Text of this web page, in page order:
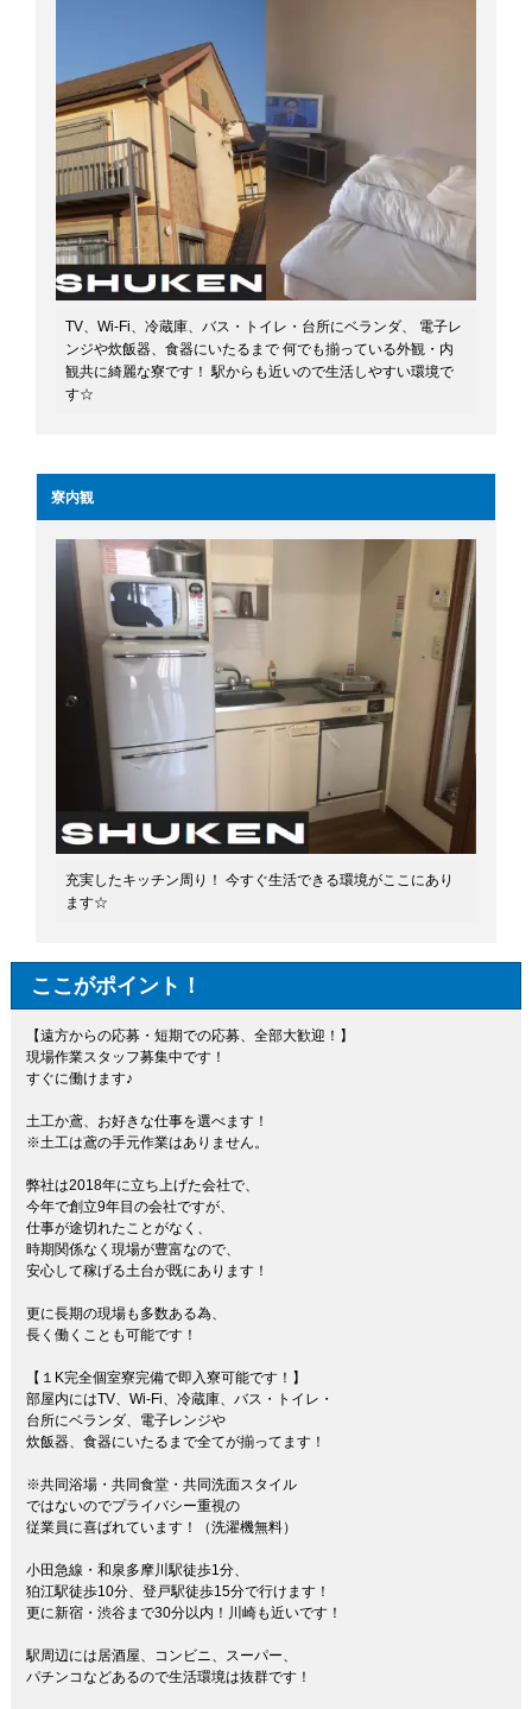
TV、Wi-Fi、冷蔵庫、バス・トイレ・台所にベランダ、 電子レ
ンジや炊飯器、食器にいたるまで 何でも揃っている外観・内
観共に綺麗な寮です！ 駅からも近いので生活しやすい環境で
す☆
寮内観
充実したキッチン周り！ 今すぐ生活できる環境がここにあり
ます☆
ここがポイント！
【遠方からの応募・短期での応募、全部大歓迎！】
現場作業スタッフ募集中です！
すぐに働けます♪
土工か鳶、お好きな仕事を選べます！
※土工は鳶の手元作業はありません。
弊社は2018年に立ち上げた会社で、
今年で創立9年目の会社ですが、
仕事が途切れたことがなく、
時期関係なく現場が豊富なので、
安心して稼げる土台が既にあります！
更に長期の現場も多数ある為、
長く働くことも可能です！
【１K完全個室寮完備で即入寮可能です！】
部屋内にはTV、Wi-Fi、冷蔵庫、バス・トイレ・
台所にベランダ、電子レンジや
​炊飯器、食器にいたるまで全てが揃ってます！
※共同浴場・共同食堂・共同洗面スタイル
ではないので​プライバシー重視の
従業員に喜ばれています！（洗濯機無料）
小田急線・和泉多摩川駅徒歩1分、
狛江駅徒歩10分、登戸駅徒歩15分で行けます！
更に新宿・渋谷まで30分以内！川崎も近いです！
駅周辺には居酒屋、コンビニ、スーパー、
パチンコなどあるので生活環境は抜群です！